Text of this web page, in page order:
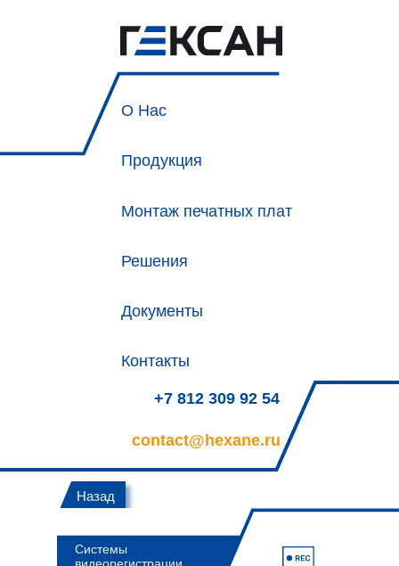
О Нас
Монтаж печатных плат
Продукция
Решения
Документы
Контакты
contact@hexane.ru
+7 812 309 92 54
Назад
Системы